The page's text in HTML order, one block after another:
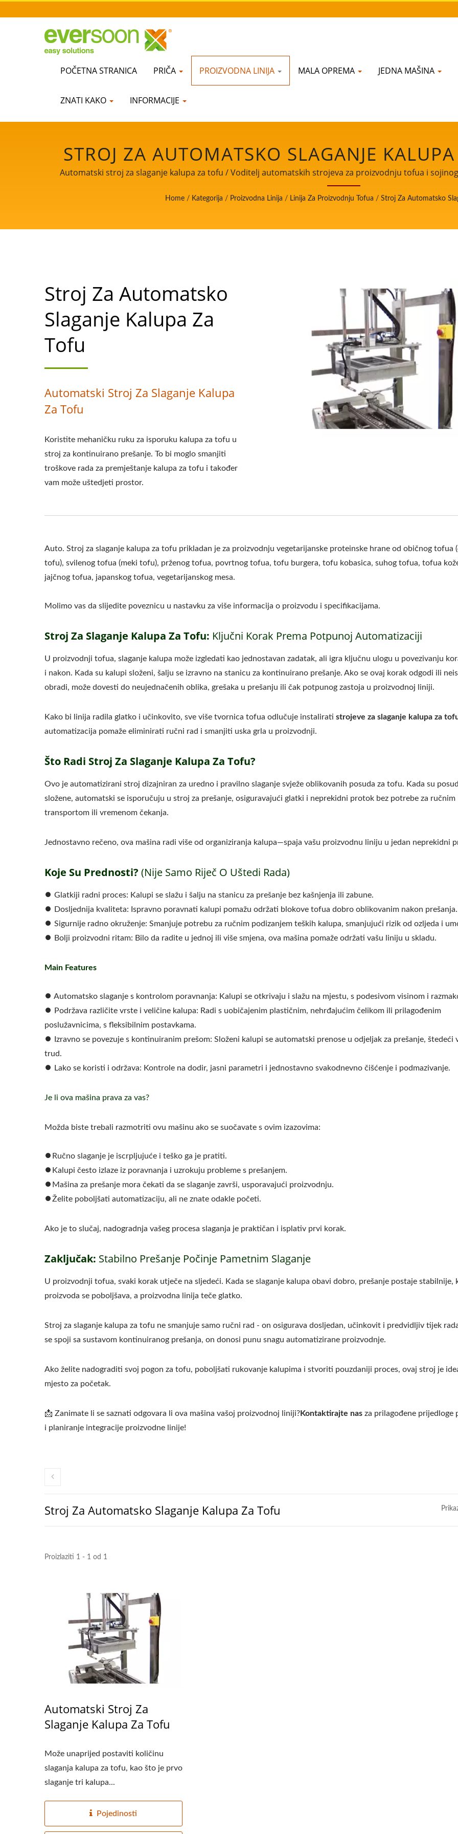
POČETNA STRANICA PRIČA PROIZVODNA LINIJA MALA OPREMA JEDNA MAŠINA
ZNATI KAKO INFORMACIJE
STROJ ZA AUTOMATSKO SLAGANJE
OD STROJEVA U LINIJI ZA PROIZVODNJU
AUTOMATSKIH STROJEVA ZA
MLIJEKA S NAJVIŠIM PRIORITETOM NA
Automatski stroj za slaganje kalupa za tofu / Voditelj automatskih strojeva za proizvodnju tofua i
hrane.
Home / Kategorija / Proizvodna Linija / Linija Za Proizvodnju Tofua / Stroj Za Automatsko
Stroj Za Automatsko
Slaganje Kalupa Za
Tofu
Automatski Stroj Za Slaganje Kalupa
Za Tofu
Koristite mehaničku ruku za isporuku kalupa za tofu u
stroj za kontinuirano prešanje. To bi moglo smanjiti
troškove rada za premještanje kalupa za tofu i također
vam može uštedjeti prostor.
Auto. Stroj za slaganje kalupa za tofu prikladan je za proizvodnju vegetarijanske proteinske hrane od običnog tofua
tofu), svilenog tofua (meki tofu), prženog tofua, povrtnog tofua, tofu burgera, tofu kobasica, suhog tofua, tofua
jajčnog tofua, japanskog tofua, vegetarijanskog mesa.
Molimo vas da slijedite poveznicu u nastavku za više informacija o proizvodu i specifikacijama.
Stroj Za Slaganje Kalupa Za Tofu: Ključni Korak Prema Potpunoj Automatizaciji
U proizvodnji tofua, slaganje kalupa može izgledati kao jednostavan zadatak, ali igra ključnu ulogu u povezivanju
i nakon. Kada su kalupi složeni, šalju se izravno na stanicu za kontinuirano prešanje. Ako se ovaj korak odgodi ili
obradi, može dovesti do neujednačenih oblika, grešaka u prešanju ili čak potpunog zastoja u proizvodnoj liniji.
Kako bi linija radila glatko i učinkovito, sve više tvornica tofua odlučuje instalirati strojeve za slaganje kalupa za
automatizacija pomaže eliminirati ručni rad i smanjiti uska grla u proizvodnji.
Što Radi Stroj Za Slaganje Kalupa Za Tofu?
Ovo je automatizirani stroj dizajniran za uredno i pravilno slaganje svježe oblikovanih posuda za tofu. Kada su
složene, automatski se isporučuju u stroj za prešanje, osiguravajući glatki i neprekidni protok bez potrebe za ručnim
transportom ili vremenom čekanja.
Jednostavno rečeno, ova mašina radi više od organiziranja kalupa—spaja vašu proizvodnu liniju u jedan neprekidni
Koje Su Prednosti? (Nije Samo Riječ O Uštedi Rada)
⏺︎ Glatkiji radni proces: Kalupi se slažu i šalju na stanicu za prešanje bez kašnjenja ili zabune.
⏺︎ Dosljednija kvaliteta: Ispravno poravnati kalupi pomažu održati blokove tofua dobro oblikovanim nakon prešanja.
⏺︎ Sigurnije radno okruženje: Smanjuje potrebu za ručnim podizanjem teških kalupa, smanjujući rizik od ozljeda i
⏺︎ Bolji proizvodni ritam: Bilo da radite u jednoj ili više smjena, ova mašina pomaže održati vašu liniju u skladu.
Main Features
⏺︎ Automatsko slaganje s kontrolom poravnanja: Kalupi se otkrivaju i slažu na mjestu, s podesivom visinom i
⏺︎ Podržava različite vrste i veličine kalupa: Radi s uobičajenim plastičnim, nehrđajućim čelikom ili prilagođenim
poslužavnicima, s fleksibilnim postavkama.
⏺︎ Izravno se povezuje s kontinuiranim prešom: Složeni kalupi se automatski prenose u odjeljak za prešanje, štedeći
trud.
⏺︎ Lako se koristi i održava: Kontrole na dodir, jasni parametri i jednostavno svakodnevno čišćenje i podmazivanje.
Je li ova mašina prava za vas?
Možda biste trebali razmotriti ovu mašinu ako se suočavate s ovim izazovima:
⏺︎Ručno slaganje je iscrpljujuće i teško ga je pratiti.
⏺︎Kalupi često izlaze iz poravnanja i uzrokuju probleme s prešanjem.
⏺︎Mašina za prešanje mora čekati da se slaganje završi, usporavajući proizvodnju.
⏺︎Želite poboljšati automatizaciju, ali ne znate odakle početi.
Ako je to slučaj, nadogradnja vašeg procesa slaganja je praktičan i isplativ prvi korak.
Zaključak: Stabilno Prešanje Počinje Pametnim Slaganje
U proizvodnji tofua, svaki korak utječe na sljedeći. Kada se slaganje kalupa obavi dobro, prešanje postaje stabilnije,
proizvoda se poboljšava, a proizvodna linija teče glatko.
Stroj za slaganje kalupa za tofu ne smanjuje samo ručni rad - on osigurava dosljedan, učinkovit i predvidljiv tijek
se spoji sa sustavom kontinuiranog prešanja, on donosi punu snagu automatizirane proizvodnje.
Ako želite nadograditi svoj pogon za tofu, poboljšati rukovanje kalupima i stvoriti pouzdaniji proces, ovaj stroj je
mjesto za početak.
📩 Zanimate li se saznati odgovara li ova mašina vašoj proizvodnoj liniji?Kontaktirajte nas za prilagođene prijedloge
i planiranje integracije proizvodne linije!
Stroj Za Automatsko Slaganje Kalupa Za Tofu
Proizlaziti 1 - 1 od 1
Automatski Stroj Za
Slaganje Kalupa Za Tofu
Može unaprijed postaviti količinu
slaganja kalupa za tofu, kao što je prvo
slaganje tri kalupa...
Pojedinosti